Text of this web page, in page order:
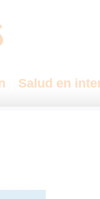
Salud en